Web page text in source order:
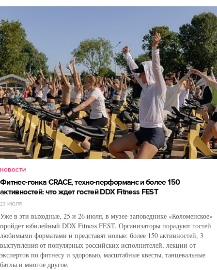
НОВОСТИ
Фитнес-гонка CRACE, техно-перформанс и более 150
активностей: что ждет гостей DDX Fitness FEST
23 ИЮЛЯ
Уже в эти выходные, 25 и 26 июля, в музее-заповеднике «Коломенское»
пройдет юбилейный DDX Fitness FEST. Организаторы порадуют гостей
любимыми форматами и представят новые: более 150 активностей, 3
выступления от популярных российских исполнителей, лекции от
экспертов по фитнесу и здоровью, масштабные квесты, танцевальные
батлы и многое другое.